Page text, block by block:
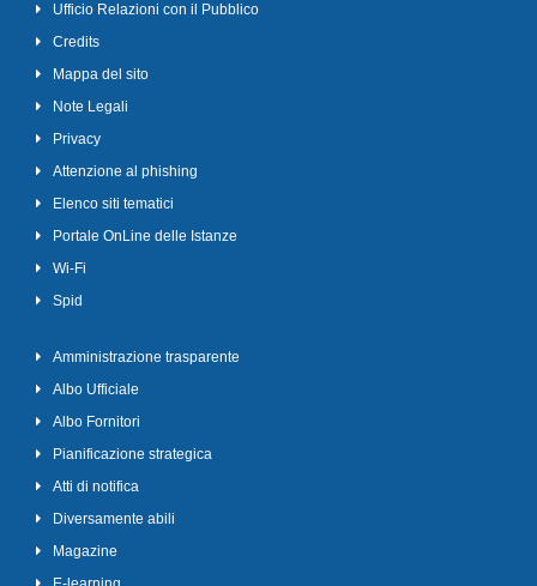
Ufficio Relazioni con il Pubblico
Credits
Mappa del sito
Note Legali
Privacy
Attenzione al phishing
Elenco siti tematici
Portale OnLine delle Istanze
Wi-Fi
Spid
Amministrazione trasparente
Albo Ufficiale
Albo Fornitori
Pianificazione strategica
Atti di notifica
Diversamente abili
Magazine